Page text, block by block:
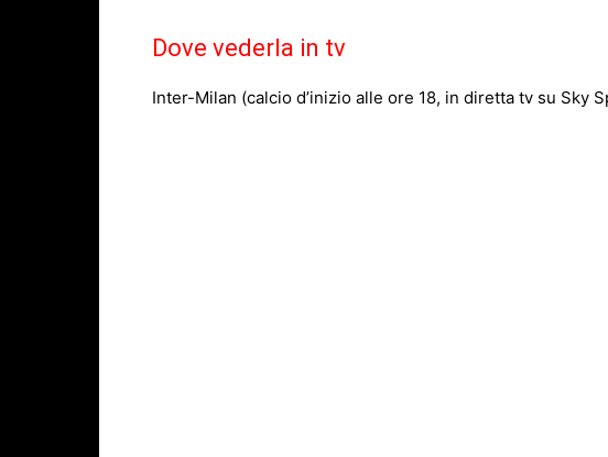
Dove vederla in tv
Inter-Milan (calcio d’inizio alle ore 18, in diretta tv su Sky